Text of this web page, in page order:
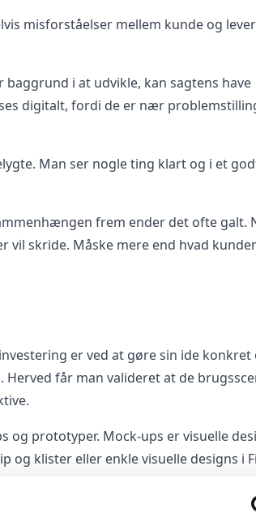
misforståelser mellem kunde og
i at udvikle, kan sagtens have
digitalt, fordi de er nær
Man ser nogle ting klart og i et
frem ender det ofte galt.
vil skride. Måske mere end hvad
er ved at gøre sin ide konkret
får man valideret at de
og prototyper. Mock-ups er visuelle
og klister eller enkle visuelle designs i